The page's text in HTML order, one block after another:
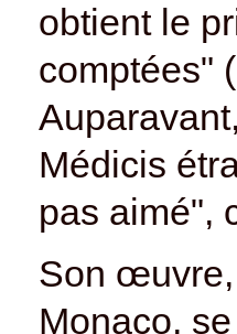
obtient le
comptées"
Médicis
pas aimé",
Son
Monaco,